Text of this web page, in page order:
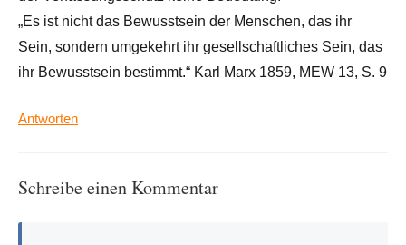
„Es ist nicht das Bewusstsein der Menschen, das ihr
Sein, sondern umgekehrt ihr gesellschaftliches Sein, das
ihr Bewusstsein bestimmt.“ Karl Marx 1859, MEW 13, S. 9
Antworten
Schreibe einen Kommentar